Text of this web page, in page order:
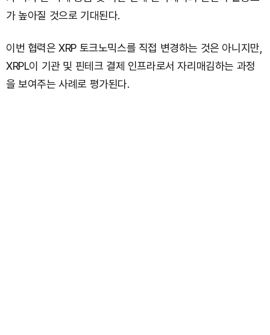
가 높아질 것으로 기대된다.
이번 협력은 XRP 토크노믹스를 직접 변경하는 것은 아니지만,
XRPL이 기관 및 핀테크 결제 인프라로서 자리매김하는 과정
을 보여주는 사례로 평가된다.